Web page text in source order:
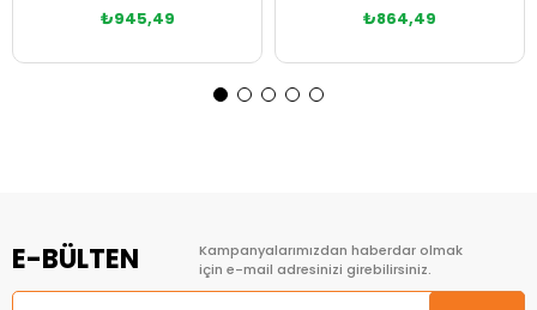
₺945,49 ₺864,49
E-BÜLTEN
Kampanyalarımızdan haberdar olmak
için e-mail adresinizi girebilirsiniz.